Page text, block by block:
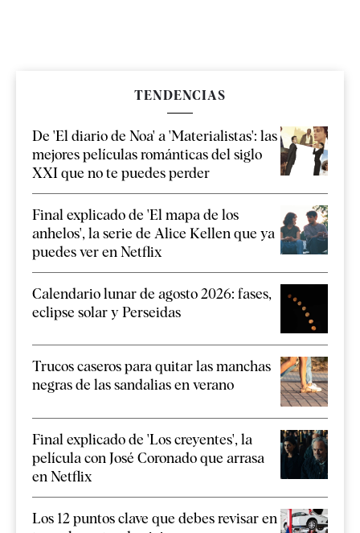
TENDENCIAS
De 'El diario de Noa' a 'Materialistas': las
mejores películas románticas del siglo
XXI que no te puedes perder
Final explicado de 'El mapa de los
anhelos', la serie de Alice Kellen que ya
puedes ver en Netflix
Calendario lunar de agosto 2026: fases,
eclipse solar y Perseidas
Trucos caseros para quitar las manchas
negras de las sandalias en verano
Final explicado de 'Los creyentes', la
película con José Coronado que arrasa
en Netflix
Los 12 puntos clave que debes revisar en